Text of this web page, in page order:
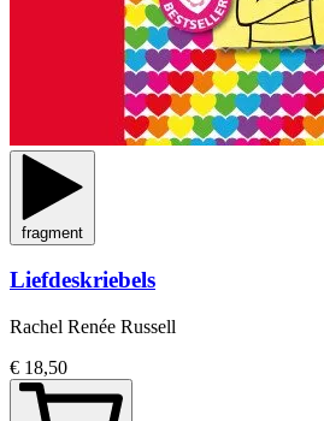
fragment
Liefdeskriebels
Rachel Renée Russell
€ 18,50